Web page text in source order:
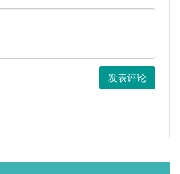
发表评论